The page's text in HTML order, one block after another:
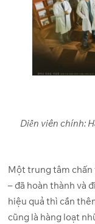
Diễn viên chính:
Một trung tâm chấn
– đã hoàn thành và
hiệu quả thì cần
cũng là hàng loạt